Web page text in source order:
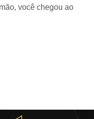
você chegou ao